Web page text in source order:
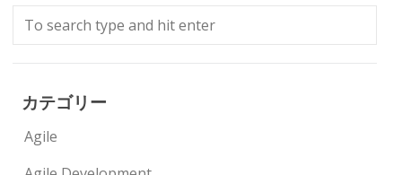
カテゴリー
Agile